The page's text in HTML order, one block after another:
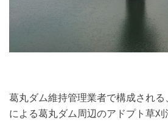
葛丸ダム維持管理業者で構成される
による葛丸ダム周辺のアドプト草